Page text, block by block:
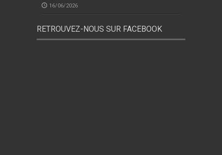
16/06/2026
RETROUVEZ-NOUS SUR FACEBOOK